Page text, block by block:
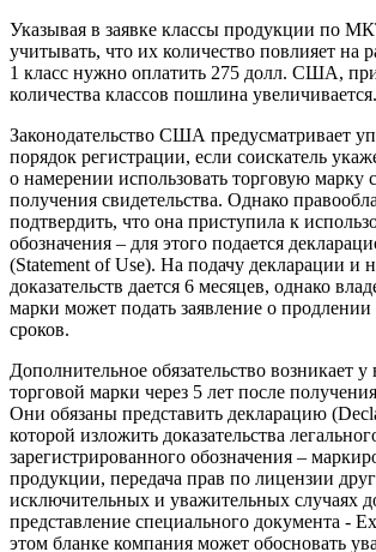
Указывая в заявке классы продукции по
учитывать, что их количество повлияет на
1 класс нужно оплатить 275 долл. США,
количества классов пошлина увеличивается.
Законодательство США предусматривает
порядок регистрации, если соискатель
о намерении использовать торговую марку
получения свидетельства. Однако
подтвердить, что она приступила к
обозначения – для этого подается
(Statement of Use). На подачу декларации и
доказательств дается 6 месяцев, однако
марки может подать заявление о
сроков.
Дополнительное обязательство возникает у
торговой марки через 5 лет после
Они обязаны представить декларацию
которой изложить доказательства
зарегистрированного обозначения –
продукции, передача прав по лицензии
исключительных и уважительных случаях
представление специального документа -
этом бланке компания может обосновать